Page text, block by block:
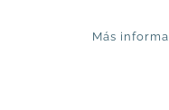
Más